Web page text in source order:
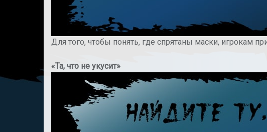
Для того, чтобы понять, где спрятаны маски, игрокам
«Та, что не укусит»